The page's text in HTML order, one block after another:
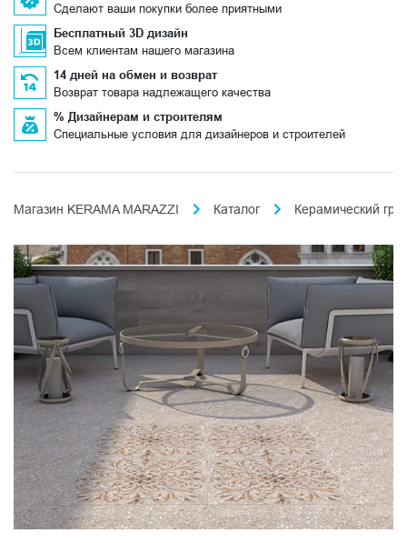
Сделают ваши покупки более приятными
Бесплатный 3D дизайн
Всем клиентам нашего магазина
14 дней на обмен и возврат
Возврат товара надлежащего качества
% Дизайнерам и строителям
Специальные условия для дизайнеров и строителей
Магазин KERAMA MARAZZI Каталог Керамический